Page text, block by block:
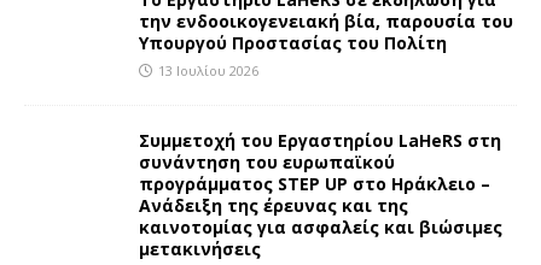
την ενδοοικογενειακή βία, παρουσία του
Υπουργού Προστασίας του Πολίτη
13 Ιουλίου 2026
Συμμετοχή του Εργαστηρίου LaHeRS στη
συνάντηση του ευρωπαϊκού
προγράμματος STEP UP στο Ηράκλειο –
Ανάδειξη της έρευνας και της
καινοτομίας για ασφαλείς και βιώσιμες
μετακινήσεις